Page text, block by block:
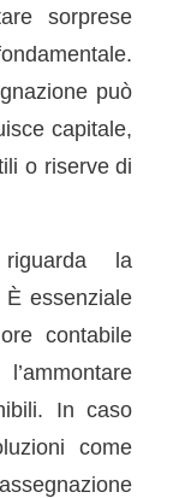
sorprese
può
capitale,
o riserve di
la
essenziale
contabile
In caso
come